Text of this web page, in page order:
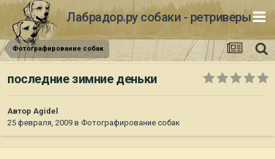
Лабрадор.ру собаки - ретриверы
Фотографирование собак
последние зимние деньки
Автор Agidel
25 февраля, 2009 в Фотографирование собак